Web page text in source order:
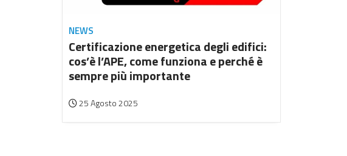
NEWS
Certificazione energetica degli edifici:
cos’è l’APE, come funziona e perché è
sempre più importante
25 Agosto 2025